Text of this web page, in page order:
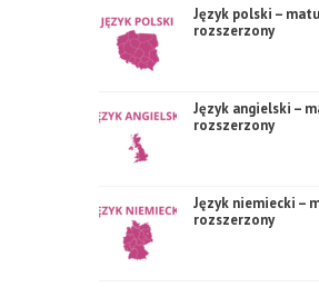
Język polski –
rozszerzony
Język angielski –
rozszerzony
Język niemiecki –
rozszerzony